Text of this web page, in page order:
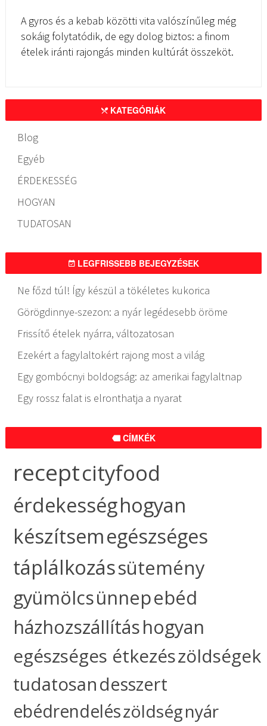
A gyros és a kebab közötti vita valószínűleg még
sokáig folytatódik, de egy dolog biztos: a finom
ételek iránti rajongás minden kultúrát összeköt.
KATEGÓRIÁK
Blog
Egyéb
ÉRDEKESSÉG
HOGYAN
TUDATOSAN
LEGFRISSEBB BEJEGYZÉSEK
Ne főzd túl! Így készül a tökéletes kukorica
Görögdinnye-szezon: a nyár legédesebb öröme
Frissítő ételek nyárra, változatosan
Ezekért a fagylaltokért rajong most a világ
Egy gombócnyi boldogság: az amerikai fagylaltnap
Egy rossz falat is elronthatja a nyarat
CÍMKÉK
receptcityfood
érdekességhogyan
készítsemegészséges
táplálkozássütemény
gyümölcsünnepebéd
házhozszállításhogyan
egészséges étkezészöldségek
tudatosandesszert
ebédrendelészöldségnyár